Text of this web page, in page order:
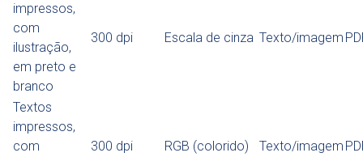
impressos,
com
ilustração,
em preto e
branco
300 dpi Escala de cinza Texto/imagem
Textos
impressos,
com
300 dpi RGB (colorido) Texto/imagem